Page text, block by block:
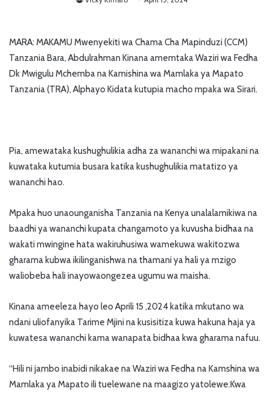
MARA: MAKAMU Mwenyekiti wa Chama Cha Mapinduzi (CCM)
Tanzania Bara, Abdulrahman Kinana amemtaka Waziri wa Fedha
Dk Mwigulu Mchemba na Kamishina wa Mamlaka ya Mapato
Tanzania (TRA), Alphayo Kidata kutupia macho mpaka wa Sirari.
Pia, amewataka kushughulikia adha za wananchi wa mipakani na
kuwataka kutumia busara katika kushughulikia matatizo ya
wananchi hao.
Mpaka huo unaounganisha Tanzania na Kenya unalalamikiwa na
baadhi ya wananchi kupata changamoto ya kuvusha bidhaa na
wakati mwingine hata wakiruhusiwa wamekuwa wakitozwa
gharama kubwa ikilinganishwa na thamani ya hali ya mzigo
waliobeba hali inayowaongezea ugumu wa maisha.
Kinana ameeleza hayo leo Aprili 15 ,2024 katika mkutano wa
ndani uliofanyika Tarime Mjini na kusisitiza kuwa hakuna haja ya
kuwatesa wananchi kama wanapata bidhaa kwa gharama nafuu.
“Hili ni jambo inabidi nikakae na Waziri wa Fedha na Kamshina wa
Mamlaka ya Mapato ili tuelewane na maagizo yatolewe.Kwa